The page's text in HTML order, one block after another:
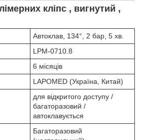
кліпс , вигнутий ,
Автоклав, 134°, 2 бар, 5 хв.
LPM-0710.8
6 місяців
LAPOMED (Україна, Китай)
для відкритого доступу /
багаторазовий /
автоклавується
Багаторазовий